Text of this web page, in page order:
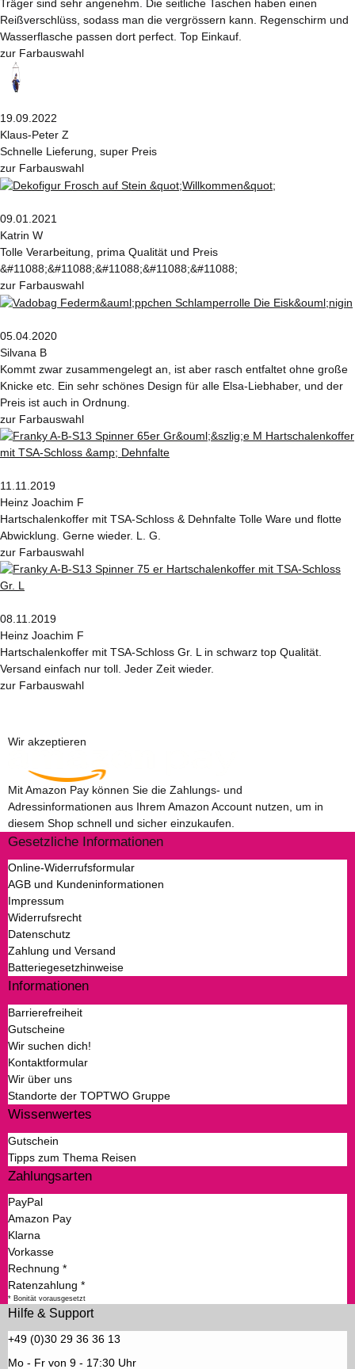
Träger sind sehr angenehm. Die seitliche Taschen haben einen
Reißverschlüss, sodass man die vergrössern kann. Regenschirm und
Wasserflasche passen dort perfect. Top Einkauf.
zur Farbauswahl
19.09.2022
Klaus-Peter Z
Schnelle Lieferung, super Preis
zur Farbauswahl
09.01.2021
Katrin W
Tolle Verarbeitung, prima Qualität und Preis
&#11088;&#11088;&#11088;&#11088;&#11088;
zur Farbauswahl
05.04.2020
Silvana B
Kommt zwar zusammengelegt an, ist aber rasch entfaltet ohne große
Knicke etc. Ein sehr schönes Design für alle Elsa-Liebhaber, und der
Preis ist auch in Ordnung.
zur Farbauswahl
11.11.2019
Heinz Joachim F
Hartschalenkoffer mit TSA-Schloss & Dehnfalte Tolle Ware und flotte
Abwicklung. Gerne wieder. L. G.
zur Farbauswahl
08.11.2019
Heinz Joachim F
Hartschalenkoffer mit TSA-Schloss Gr. L in schwarz top Qualität.
Versand einfach nur toll. Jeder Zeit wieder.
zur Farbauswahl
Wir akzeptieren
Mit Amazon Pay können Sie die Zahlungs- und
Adressinformationen aus Ihrem Amazon Account nutzen, um in
diesem Shop schnell und sicher einzukaufen.
Gesetzliche Informationen
Online-Widerrufsformular
AGB und Kundeninformationen
Impressum
Widerrufsrecht
Datenschutz
Zahlung und Versand
Batteriegesetzhinweise
Informationen
Barrierefreiheit
Gutscheine
Wir suchen dich!
Kontaktformular
Wir über uns
Standorte der TOPTWO Gruppe
Wissenwertes
Gutschein
Tipps zum Thema Reisen
Zahlungsarten
PayPal
Amazon Pay
Klarna
Vorkasse
Rechnung *
Ratenzahlung *
* Bonität vorausgesetzt
Hilfe & Support
+49 (0)30 29 36 36 13
Mo - Fr von 9 - 17:30 Uhr